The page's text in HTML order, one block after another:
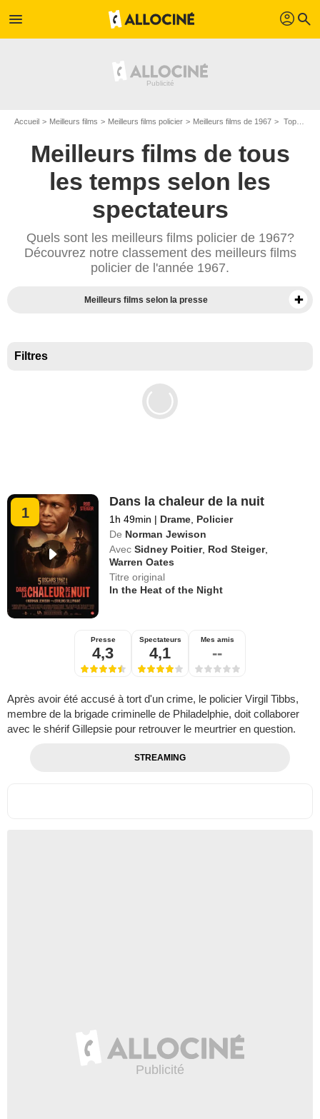
menu profil search
Accueil Meilleurs films Meilleurs films policier Meilleurs films de 1967 Top films policier de 1967
Meilleurs films de tous
les temps selon les
spectateurs
Quels sont les meilleurs films policier de 1967?
Découvrez notre classement des meilleurs films
policier de l'année 1967.
Meilleurs films selon la presse
Filtres
1
Dans la chaleur de la nuit
1h 49min | Drame Policier
De Norman Jewison
Avec Sidney Poitier, Rod Steiger,
Warren Oates
Titre original
In the Heat of the Night
Presse
4,3
Spectateurs
4,1
Mes amis
--
Après avoir été accusé à tort d'un crime, le policier Virgil Tibbs,
membre de la brigade criminelle de Philadelphie, doit collaborer
avec le shérif Gillepsie pour retrouver le meurtrier en question.
STREAMING